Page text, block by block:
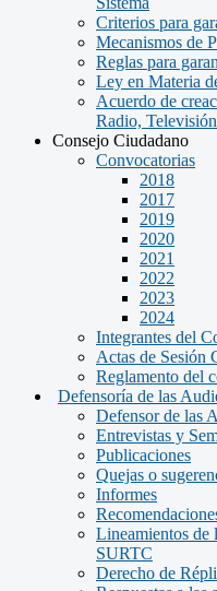
Criterios para
Mecanismos de
Reglas para
Ley en Materia
Acuerdo de
Radio,
Consejo Ciudadano
Convocatorias
2018
2017
2019
2020
2021
2022
2023
2024
Integrantes del
Actas de Sesión
Reglamento del
Defensoría de las
Defensor de las
Entrevistas y
Publicaciones
Quejas o
Informes
Lineamientos de
SURTC
Derecho de